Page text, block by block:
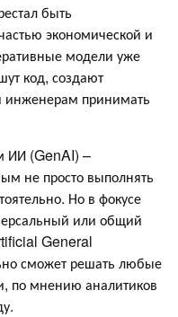
быть
экономической и
модели уже
код, создают
инженерам принимать
ИИ (GenAI) –
не просто выполнять
Но в фокусе
или общий
General
сможет решать любые
по мнению аналитиков